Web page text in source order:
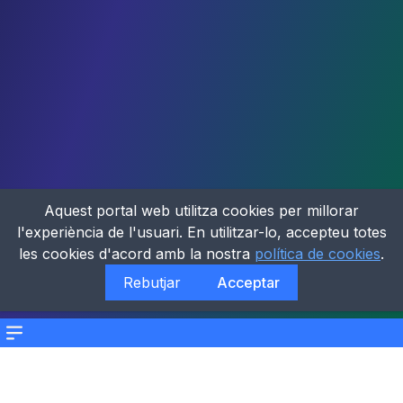
Menu
Aquest portal web utilitza cookies per millorar
l'experiència de l'usuari. En utilitzar-lo, accepteu totes
les cookies d'acord amb la nostra política de cookies.
Rebutjar
Acceptar